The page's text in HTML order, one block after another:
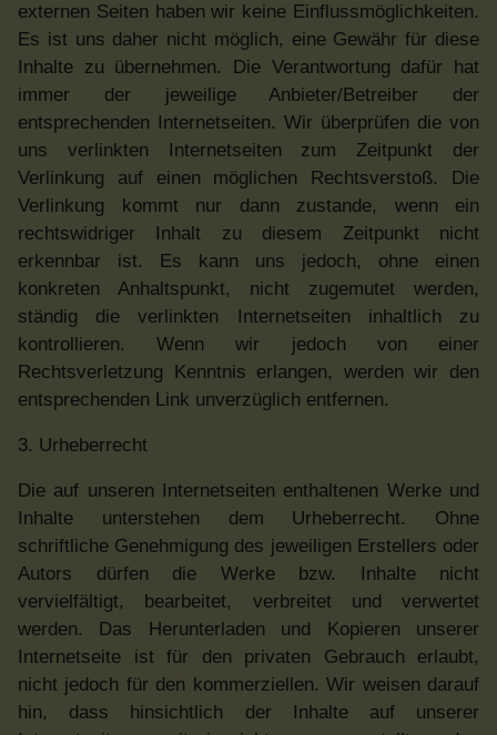
externen Seiten haben wir keine Einflussmöglichkeiten.
Es ist uns daher nicht möglich, eine Gewähr für diese
Inhalte zu übernehmen. Die Verantwortung dafür hat
immer der jeweilige Anbieter/Betreiber der
entsprechenden Internetseiten. Wir überprüfen die von
uns verlinkten Internetseiten zum Zeitpunkt der
Verlinkung auf einen möglichen Rechtsverstoß. Die
Verlinkung kommt nur dann zustande, wenn ein
rechtswidriger Inhalt zu diesem Zeitpunkt nicht
erkennbar ist. Es kann uns jedoch, ohne einen
konkreten Anhaltspunkt, nicht zugemutet werden,
ständig die verlinkten Internetseiten inhaltlich zu
kontrollieren. Wenn wir jedoch von einer
Rechtsverletzung Kenntnis erlangen, werden wir den
entsprechenden Link unverzüglich entfernen.
3. Urheberrecht
Die auf unseren Internetseiten enthaltenen Werke und
Inhalte unterstehen dem Urheberrecht. Ohne
schriftliche Genehmigung des jeweiligen Erstellers oder
Autors dürfen die Werke bzw. Inhalte nicht
vervielfältigt, bearbeitet, verbreitet und verwertet
werden. Das Herunterladen und Kopieren unserer
Internetseite ist für den privaten Gebrauch erlaubt,
nicht jedoch für den kommerziellen. Wir weisen darauf
hin, dass hinsichtlich der Inhalte auf unserer